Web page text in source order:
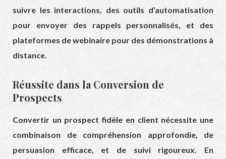
suivre les interactions, des outils d’automatisation
pour envoyer des rappels personnalisés, et des
plateformes de webinaire pour des démonstrations à
distance.
Réussite dans la Conversion de
Prospects
Convertir un prospect fidèle en client nécessite une
combinaison de compréhension approfondie, de
persuasion efficace, et de suivi rigoureux. En